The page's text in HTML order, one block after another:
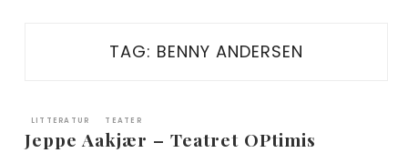
TAG: BENNY ANDERSEN
LITTERATUR TEATER
Jeppe Aakjær – Teatret OPtimis